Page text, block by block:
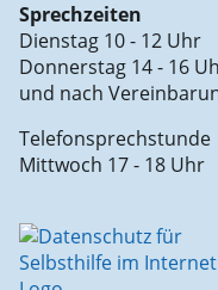
Sprechzeiten
Dienstag 10 - 12 Uhr
Donnerstag 14 - 16
und nach
Telefonsprechstunde
Mittwoch 17 - 18 Uhr